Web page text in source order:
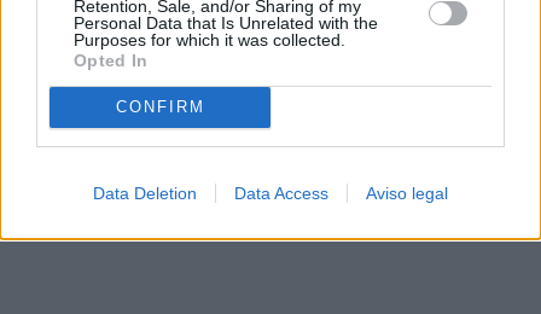
Retention, Sale, and/or Sharing of my
Personal Data that Is Unrelated with the
Purposes for which it was collected.
Opted In
CONFIRM
Data Deletion Data Access Aviso legal